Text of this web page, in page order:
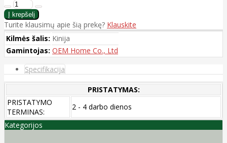
Turite klausimų apie šią prekę? Klauskite
Kilmės šalis: Kinija
Gamintojas: OEM Home Co., Ltd
Specifikacija
PRISTATYMAS:
PRISTATYMO
TERMINAS:
2 - 4 darbo dienos
Kategorijos